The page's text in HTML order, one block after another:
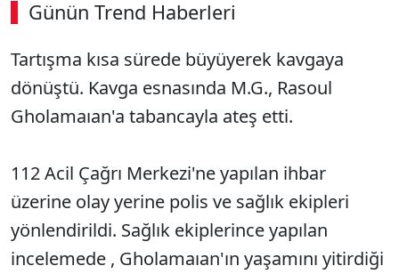
Günün Trend Haberleri
00:02 / 08:43
Sesi Aç
Tartışma kısa sürede büyüyerek kavgaya
dönüştü. Kavga esnasında M.G., Rasoul
Gholamaıan'a tabancayla ateş etti.
112 Acil Çağrı Merkezi'ne yapılan ihbar
üzerine olay yerine polis ve sağlık ekipleri
yönlendirildi. Sağlık ekiplerince yapılan
incelemede , Gholamaıan'ın yaşamını yitirdiği